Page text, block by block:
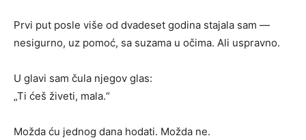
Prvi put posle više od dvadeset godina stajala sam —
nesigurno, uz pomoć, sa suzama u očima. Ali uspravno.
U glavi sam čula njegov glas:
„Ti ćeš živeti, mala.“
Možda ću jednog dana hodati. Možda ne.